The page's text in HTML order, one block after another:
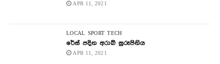
APR 11, 2021
LOCAL SPORT TECH
රේස් පදින අරාබි සුරූපිනිය
APR 11, 2021